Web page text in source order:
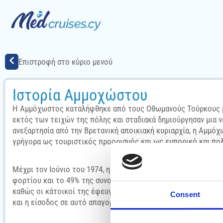
Consent
Επιστροφή στο κύριο μενού
Ιστορία Αμμοχώστου
Η Αμμόχωστος καταλήφθηκε από τους Οθωμανούς Τούρκους
εκτός των τειχών της πόλης και σταδιακά δημιούργησαν
ανεξαρτησία από την Βρετανική αποικιακή κυριαρχία, η
γρήγορα ως τουριστικός προορισμός και ως εμπορικό και
Μέχρι τον Ιούνιο του 1974, η Αμμόχωστος φιλοξενούσε
φορτίου και το 49% της συνολικής επιβατικής κίνησης
καθώς οι κάτοικοί της έφευγαν μπροστά στις
και η είσοδος σε αυτό απαγορεύτηκε αυστηρά.